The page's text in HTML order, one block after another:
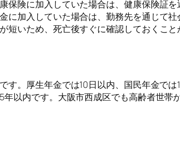
保険に加入していた場合は、健康保険証
に加入していた場合は、勤務先を通じて
いため、死亡後すぐに確認しておくこと
。厚生年金では10日以内、国民年金で
以内です。大阪市西成区でも高齢者世帯